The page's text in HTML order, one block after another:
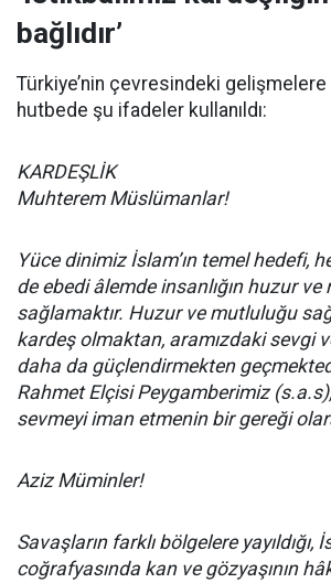
bağlıdır’
Türkiye’nin çevresindeki
hutbede şu ifadeler kullanıldı:
KARDEŞLİK
Muhterem Müslümanlar!
Yüce dinimiz İslam’ın temel hedefi,
de ebedi âlemde insanlığın huzur
sağlamaktır. Huzur ve mutluluğu
kardeş olmaktan, aramızdaki sevgi
daha da güçlendirmekten
Rahmet Elçisi Peygamberimiz
sevmeyi iman etmenin bir gereği
Aziz Müminler!
Savaşların farklı bölgelere yayıldığı,
coğrafyasında kan ve gözyaşının